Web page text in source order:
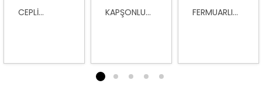
CEPLI... KAPŞONLU... FERMUARLI...
2 3 4 5